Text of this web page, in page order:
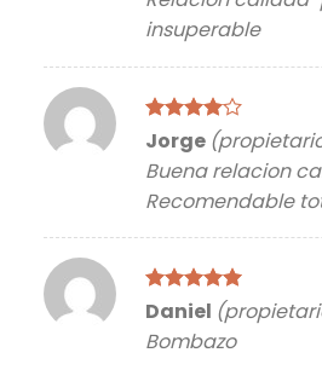
insuperable
Valorado
con4de
5
Jorge
Buena relacion
Recomendable
Valorado
de 5
Daniel
Bombazo